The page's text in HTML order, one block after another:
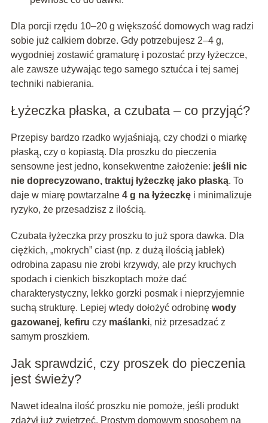
Dla porcji rzędu 10–20 g większość domowych wag radzi
sobie już całkiem dobrze. Gdy potrzebujesz 2–4 g,
wygodniej zostawić gramaturę i pozostać przy łyżeczce,
ale zawsze używając tego samego sztućca i tej samej
techniki nabierania.
Łyżeczka płaska, a czubata – co przyjąć?
Przepisy bardzo rzadko wyjaśniają, czy chodzi o miarkę
płaską, czy o kopiastą. Dla proszku do pieczenia
sensowne jest jedno, konsekwentne założenie: jeśli nic
nie doprecyzowano, traktuj łyżeczkę jako płaską. To
daje w miarę powtarzalne 4 g na łyżeczkęi minimalizuje
ryzyko, że przesadzisz z ilością.
Czubata łyżeczka przy proszku to już spora dawka. Dla
ciężkich, „mokrych” ciast (np. z dużą ilością jabłek)
odrobina zapasu nie zrobi krzywdy, ale przy kruchych
spodach i cienkich biszkoptach może dać
charakterystyczny, lekko gorzki posmak i nieprzyjemnie
suchą strukturę. Lepiej wtedy dołożyć odrobinę wody
gazowanej, kefiru czy maślanki, niż przesadzać z
samym proszkiem.
Jak sprawdzić, czy proszek do pieczenia
jest świeży?
Nawet idealna ilość proszku nie pomoże, jeśli produkt
zdążył już zwietrzeć. Prostym domowym sposobem na